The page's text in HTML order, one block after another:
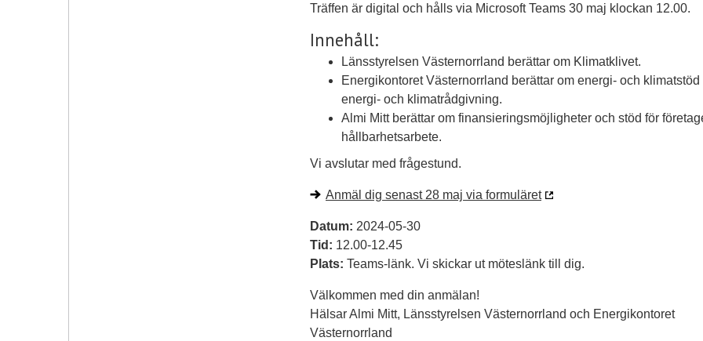
Träffen är digital och hålls via Microsoft Teams 30 maj klockan 12.00.
Innehåll:
Länsstyrelsen Västernorrland berättar om Klimatklivet.
Energikontoret Västernorrland berättar om energi- och klimatstöd
energi- och klimatrådgivning.
Almi Mitt berättar om finansieringsmöjligheter och stöd för
hållbarhetsarbete.
Vi avslutar med frågestund.
Anmäl dig senast 28 maj via formuläret
Datum: 2024-05-30
Tid: 12.00-12.45
Plats: Teams-länk. Vi skickar ut möteslänk till dig.
Välkommen med din anmälan!
Hälsar Almi Mitt, Länsstyrelsen Västernorrland och Energikontoret
Västernorrland